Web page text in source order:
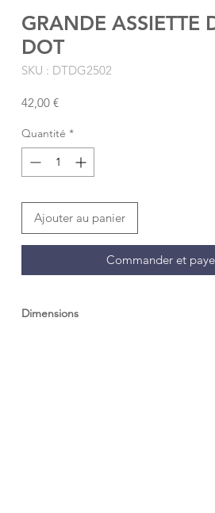
GRANDE ASSIETTE
DOT
SKU : DTDG2502
42,00 €Prix
Quantité *
Ajouter au panier
Commander et
Dimensions